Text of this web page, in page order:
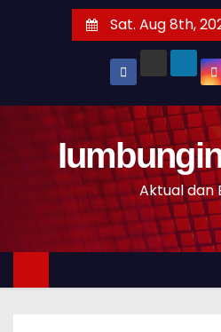
t
n
Sat. Aug 8th,
Aktual dan